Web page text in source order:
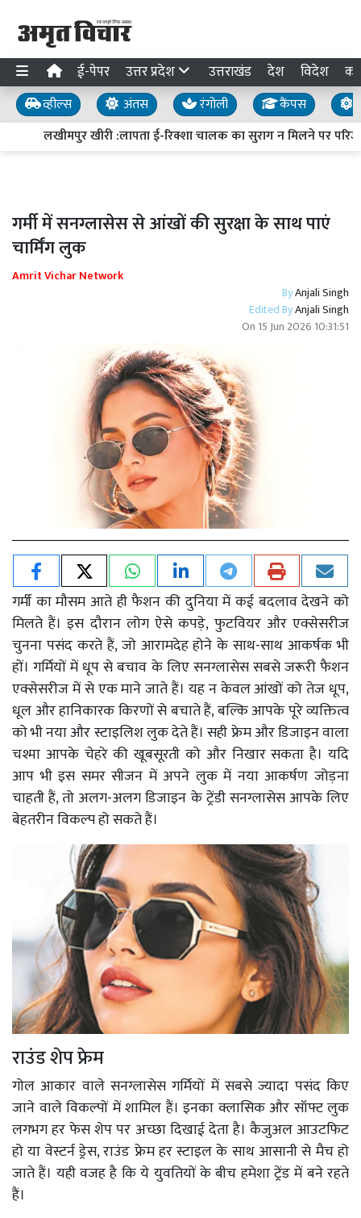
ई-पेपर उत्तर प्रदेश उत्तराखंड देश विदेश
व्हील्स अंतस रंगोली कैंपस
लखीमपुर खीरी :लापता ई-रिक्शा चालक का सुराग न मिलने पर
गर्मी में सनग्लासेस से आंखों की सुरक्षा के साथ पाएं
चार्मिंग लुक
Amrit Vichar Network
ByAnjali Singh
Edited ByAnjali Singh
On 15 Jun 2026 10:31:51
गर्मी का मौसम आते ही फैशन की दुनिया में कई बदलाव देखने को
मिलते हैं। इस दौरान लोग ऐसे कपड़े, फुटवियर और एक्सेसरीज
चुनना पसंद करते हैं, जो आरामदेह होने के साथ-साथ आकर्षक भी
हों। गर्मियों में धूप से बचाव के लिए सनग्लासेस सबसे जरूरी फैशन
एक्सेसरीज में से एक माने जाते हैं। यह न केवल आंखों को तेज धूप,
धूल और हानिकारक किरणों से बचाते हैं, बल्कि आपके पूरे व्यक्तित्व
को भी नया और स्टाइलिश लुक देते हैं। सही फ्रेम और डिजाइन वाला
चश्मा आपके चेहरे की खूबसूरती को और निखार सकता है। यदि
आप भी इस समर सीजन में अपने लुक में नया आकर्षण जोड़ना
चाहती हैं, तो अलग-अलग डिजाइन के ट्रेंडी सनग्लासेस आपके लिए
बेहतरीन विकल्प हो सकते हैं।
राउंड शेप फ्रेम
गोल आकार वाले सनग्लासेस गर्मियों में सबसे ज्यादा पसंद किए
जाने वाले विकल्पों में शामिल हैं। इनका क्लासिक और सॉफ्ट लुक
लगभग हर फेस शेप पर अच्छा दिखाई देता है। कैजुअल आउटफिट
हो या वेस्टर्न ड्रेस, राउंड फ्रेम हर स्टाइल के साथ आसानी से मैच हो
जाते हैं। यही वजह है कि ये युवतियों के बीच हमेशा ट्रेंड में बने रहते
हैं।